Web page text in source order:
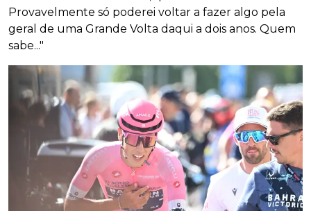
Provavelmente só poderei voltar a fazer algo pela
geral de uma Grande Volta daqui a dois anos. Quem
sabe..."